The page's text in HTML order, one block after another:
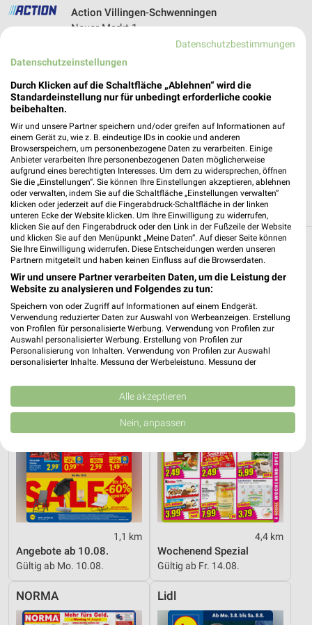
Action Villingen-Schwenningen
Neuer Markt 1
78052 Villingen-Schwenningen
Heute 09:00 - 20:00 Uhr |
603,78 km • Angebote: 1 Prospekt
ALDI SÜD Donaueschingen
Hagelrainstraße 6
78166 Donaueschingen
Heute 08:00 - 20:00 Uhr | Geöffnet
615,78 km • Angebote: 6 Prospekte
Discounter Angebote und Prospekte für Bad
Dürrheim
16 Prospekte
Lidl
1,1 km
Angebote ab 10.08.
Gültig ab Mo. 10.08.
NORMA
4,4 km
Wochenend Spezial
Gültig ab Fr. 14.08.
NORMA Lidl
Datenschutzbestimmungen
Datenschutzeinstellungen
Durch Klicken auf die Schaltfläche „Ablehnen“ wird die
Standardeinstellung nur für unbedingt erforderliche cookie
beibehalten.
Wir und unsere Partner speichern und/oder greifen auf Informationen auf
einem Gerät zu, wie z. B. eindeutige IDs in cookie und anderen
Browserspeichern, um personenbezogene Daten zu verarbeiten. Einige
Anbieter verarbeiten Ihre personenbezogenen Daten möglicherweise
aufgrund eines berechtigten Interesses. Um dem zu widersprechen, öffnen
Sie die „Einstellungen“. Sie können Ihre Einstellungen akzeptieren, ablehnen
oder verwalten, indem Sie auf die Schaltfläche „Einstellungen verwalten“
klicken oder jederzeit auf die Fingerabdruck-Schaltfläche in der linken
unteren Ecke der Website klicken. Um Ihre Einwilligung zu widerrufen,
klicken Sie auf den Fingerabdruck oder den Link in der Fußzeile der Website
und klicken Sie auf den Menüpunkt „Meine Daten“. Auf dieser Seite können
Sie Ihre Einwilligung widerrufen. Diese Entscheidungen werden unseren
Partnern mitgeteilt und haben keinen Einfluss auf die Browserdaten.
Wir und unsere Partner verarbeiten Daten, um die Leistung der
Website zu analysieren und Folgendes zu tun:
Speichern von oder Zugriff auf Informationen auf einem Endgerät.
Verwendung reduzierter Daten zur Auswahl von Werbeanzeigen. Erstellung
von Profilen für personalisierte Werbung. Verwendung von Profilen zur
Auswahl personalisierter Werbung. Erstellung von Profilen zur
Personalisierung von Inhalten. Verwendung von Profilen zur Auswahl
personalisierter Inhalte. Messung der Werbeleistung. Messung der
Kombinationen von Daten aus verschiedenen Quellen. Entwicklung und
Verbesserung der Angebote. Verwendung reduzierter Daten zur Auswahl
von Inhalten.
Daten können außerhalb der Europäischen Union weitergegeben und in die
USA gesendet werden.
Website/App.
Partnerliste anzeigen (1 IAB-Anbieter)
Wir nutzen Ihre Daten für folgende Zwecke:
IAB-Verarbeitungszwecke:
Speichern von oder Zugriff auf Informationen
Verwendung reduzierter Daten zur Auswahl von
Erstellung von Profilen für personalisierte
Alle akzeptieren
Nein, anpassen